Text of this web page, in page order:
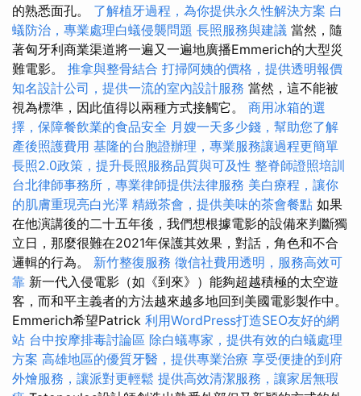
的熟悉面孔。 了解植牙過程，為你提供永久性解決方案 白
蟻防治，專業處理白蟻侵襲問題 長照服務與建議 當然，隨
著匈牙利商業渠道將一遍又一遍地廣播Emmerich的大型災
難電影。 推拿與整骨結合 打掃阿姨的價格，提供透明報價
知名設計公司，提供一流的室內設計服務 當然，這不能被
視為標準，因此值得以兩種方式接觸它。 商用冰箱的選
擇，保障餐飲業的食品安全 月嫂一天多少錢，幫助您了解
產後照護費用 基隆的台胞證辦理，專業服務讓過程更簡單
長照2.0政策，提升長照服務品質與可及性 整脊師證照培訓
台北律師事務所，專業律師提供法律服務 美白療程，讓你
的肌膚重現亮白光澤 精緻茶會，提供美味的茶會餐點 如果
在他演講後的二十五年後，我們想根據電影的設備來判斷獨
立日，那麼很難在2021年保護其效果，對話，角色和不合
邏輯的行為。 新竹整復服務 徵信社費用透明，服務高效可
靠 新一代入侵電影（如《到來》）能夠超越積極的太空遊
客，而和平主義者的方法越來越多地回到美國電影製作中。
Emmerich希望Patrick 利用WordPress打造SEO友好的網
站 台中按摩排毒討論區 除白蟻專家，提供有效的白蟻處理
方案 高雄地區的優質牙醫，提供專業治療 享受便捷的到府
外燴服務，讓派對更輕鬆 提供高效清潔服務，讓家居無瑕